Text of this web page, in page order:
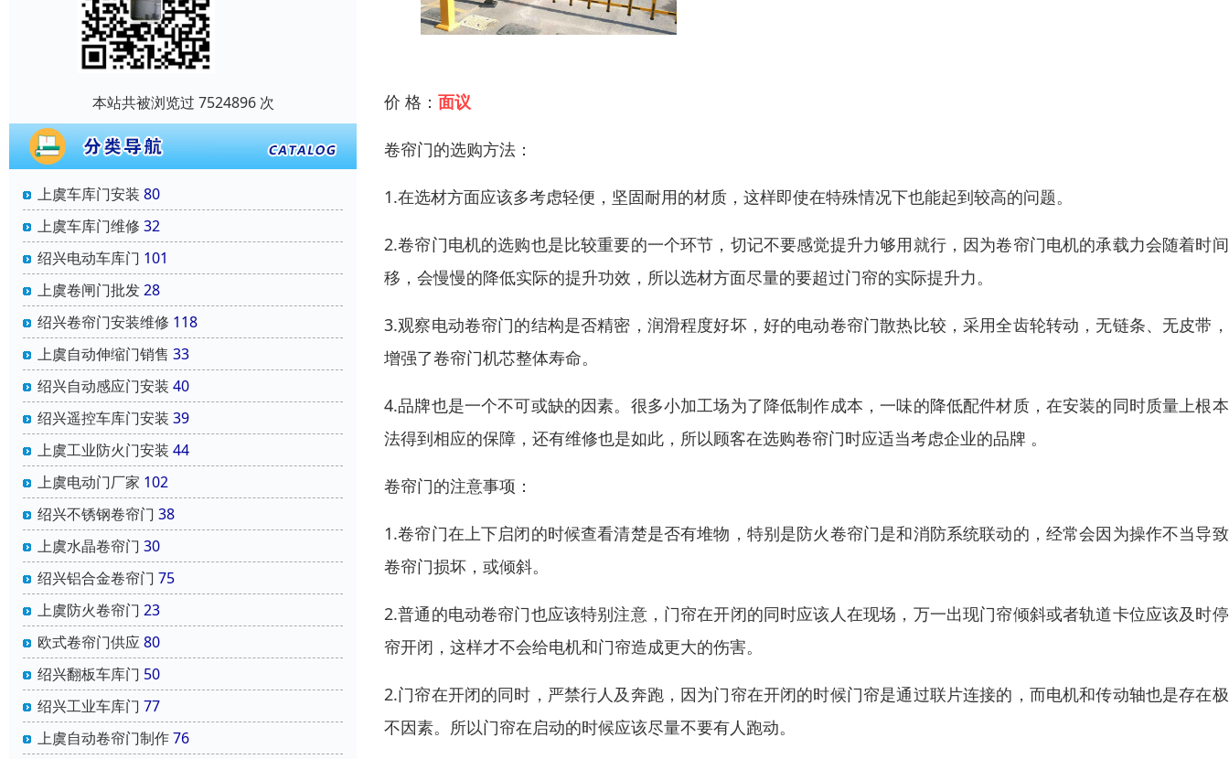
本站共被浏览过 7524896 次
上虞车库门安装 80
上虞车库门维修 32
绍兴电动车库门 101
上虞卷闸门批发28
绍兴卷帘门安装维修 118
上虞自动伸缩门销售 33
绍兴自动感应门安装 40
绍兴遥控车库门安装 39
上虞工业防火门安装 44
上虞电动门厂家 102
绍兴不锈钢卷帘门 38
上虞水晶卷帘门 30
绍兴铝合金卷帘门 75
上虞防火卷帘门 23
欧式卷帘门供应80
绍兴翻板车库门 50
绍兴工业车库门 77
上虞自动卷帘门制作76
价 格： 面议
卷帘门的选购方法：
1.在选材方面应该多考虑轻便，坚固耐用的材质，这样即使在特殊情况下也能起到较高的问题。
2.卷帘门电机的选购也是比较重要的一个环节，切记不要感觉提升力够用就行，因为卷帘门电机的承载力会随着时
移，会慢慢的降低实际的提升功效，所以选材方面尽量的要超过门帘的实际提升力。
3.观察电动卷帘门的结构是否精密，润滑程度好坏，好的电动卷帘门散热比较，采用全齿轮转动，无链条、无皮带
增强了卷帘门机芯整体寿命。
4.品牌也是一个不可或缺的因素。很多小加工场为了降低制作成本，一味的降低配件材质，在安装的同时质量上根
法得到相应的保障，还有维修也是如此，所以顾客在选购卷帘门时应适当考虑企业的品牌 。
卷帘门的注意事项：
1.卷帘门在上下启闭的时候查看清楚是否有堆物，特别是防火卷帘门是和消防系统联动的，经常会因为操作不当导
卷帘门损坏，或倾斜。
2.普通的电动卷帘门也应该特别注意，门帘在开闭的同时应该人在现场，万一出现门帘倾斜或者轨道卡位应该及时
帘开闭，这样才不会给电机和门帘造成更大的伤害。
2.门帘在开闭的同时，严禁行人及奔跑，因为门帘在开闭的时候门帘是通过联片连接的，而电机和传动轴也是存在
不因素。所以门帘在启动的时候应该尽量不要有人跑动。